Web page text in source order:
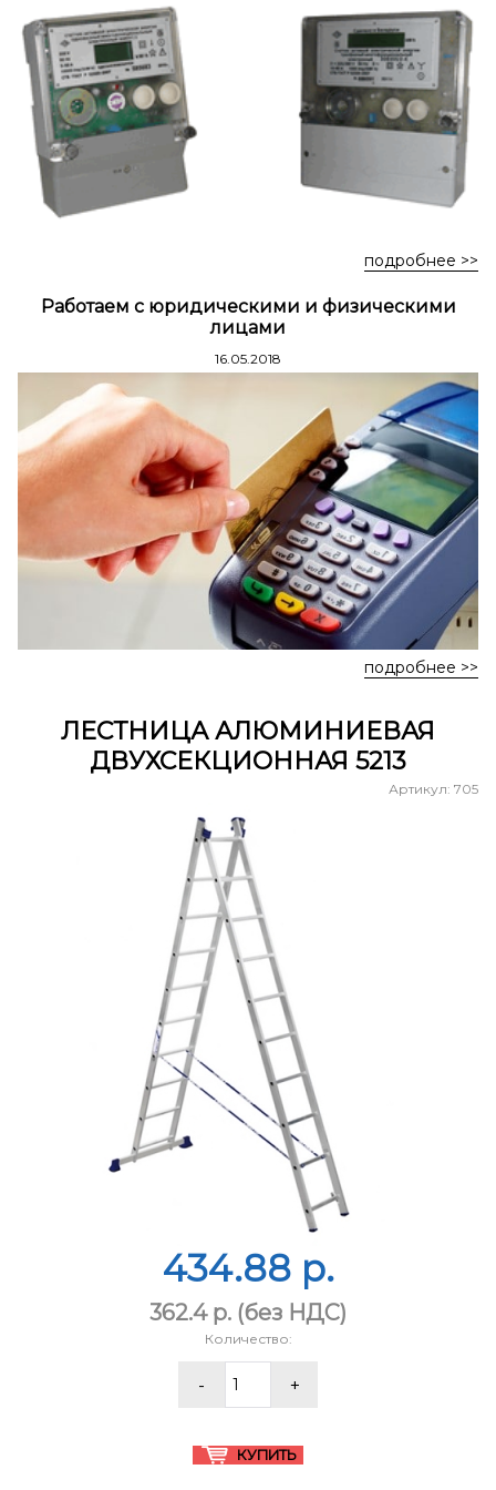
Стремянки стальные
Стремянки двухсторонние стальные
подробнее >>
Работаем с юридическими и физическими
лицами
16.05.2018
подробнее >>
ЛЕСТНИЦА АЛЮМИНИЕВАЯ
ДВУХСЕКЦИОННАЯ 5213
Артикул: 705
434.88 p.
362.4 p. (без НДС)
Количество: